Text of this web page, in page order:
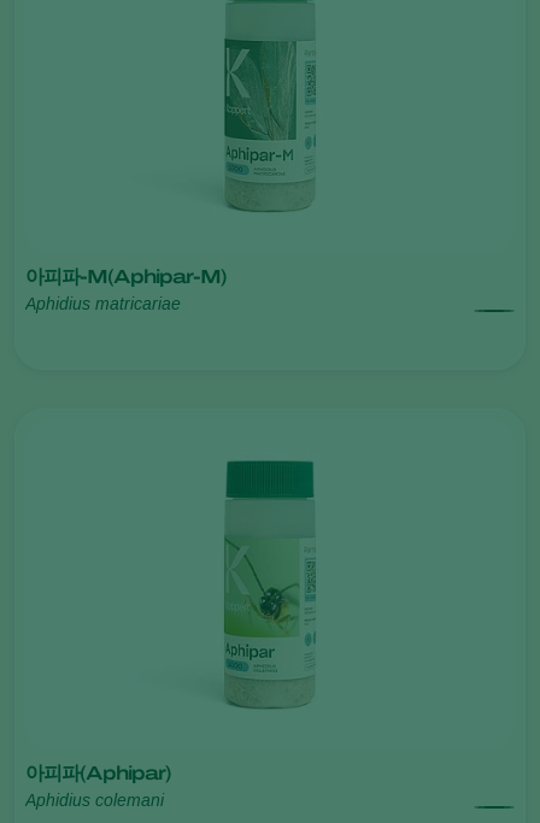
아피파-M(Aphipar-M)
Aphidius matricariae
아피파(Aphipar)
Aphidius colemani